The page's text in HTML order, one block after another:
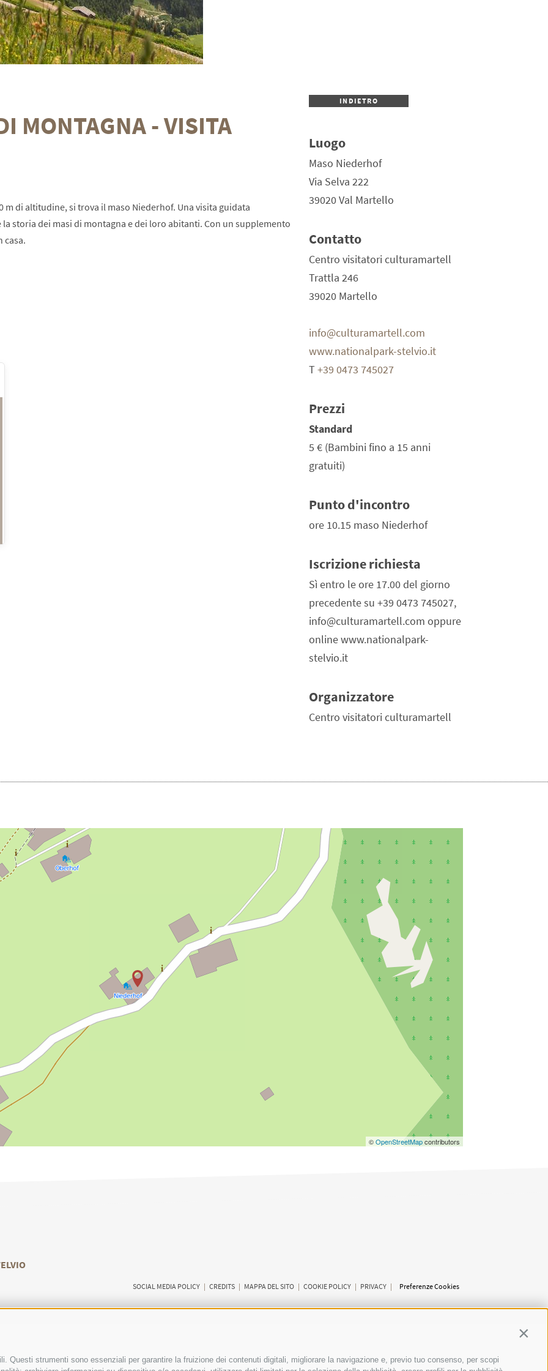
Questi strumenti sono essenziali per garantire la fruizione dei contenuti digitali, migliorare la navigazione e, previo tuo consenso, per scopi
MONTAGNA - VISITA
m di altitudine, si trova il maso Niederhof. Una visita guidata
storia dei masi di montagna e dei loro abitanti. Con un supplemento
casa.
INDIETRO
Luogo
Maso Niederhof
Via Selva 222
39020 Val Martello
Contatto
Centro visitatori culturamartell
Trattla 246
39020 Martello
info@culturamartell.com
www.nationalpark-stelvio.it
T+39 0473 745027
Prezzi
Standard
5 € (Bambini fino a 15 anni
gratuiti)
Punto d'incontro
ore 10.15 maso Niederhof
Iscrizione richiesta
Sì entro le ore 17.00 del giorno
precedente su +39 0473 745027,
info@culturamartell.com oppure
online www.nationalpark-
stelvio.it
Organizzatore
Centro visitatori culturamartell
©OpenStreetMapcontributors
SOCIAL MEDIA POLICY | CREDITS | MAPPA DEL SITO | COOKIE POLICY | PRIVACY | Preferenze Cookies